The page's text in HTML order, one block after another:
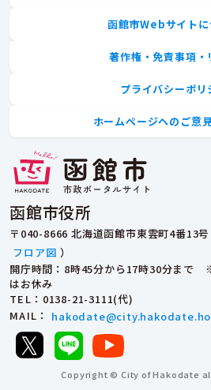
函館市役所
〒040-8666 北海道函館市東雲町4番13
フロア図 ）
開庁時間：8時45分から17時30分まで
はお休み
TEL ：0138-21-3111(代)
MAIL ：
函館市Webサイト
著作権・免責事項・
プライバシーポリ
ホームページへのご意
Copyright © City of Hakodate